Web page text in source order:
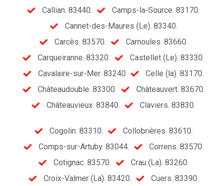
Callian. 83440.
Camps-la-Source. 83170.
Cannet-des-Maures (Le). 83340.
Carcès. 83570.
Carnoules. 83660.
Carqueiranne. 83320.
Castellet (Le). 83330.
Cavalaire-sur-Mer. 83240
Celle (la). 83170.
Châteaudouble. 83300.
Châteauvert. 83670.
Châteauvieux. 83840.
Claviers. 83830.
Cogolin. 83310.
Collobrières. 83610.
Comps-sur-Artuby. 83044.
Correns. 83570.
Cotignac. 83570.
Crau (La). 83260.
Croix-Valmer (La). 83420.
Cuers. 83390.